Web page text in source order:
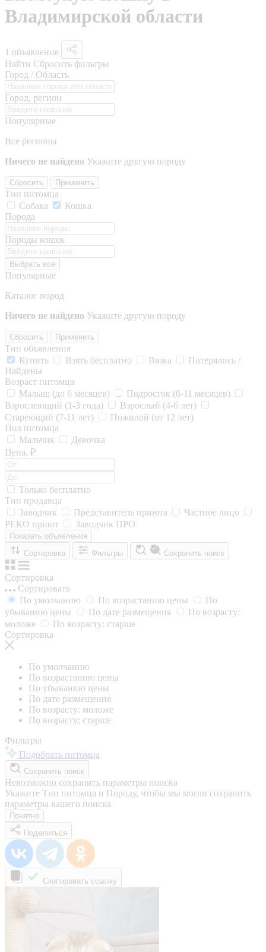
Владимирской области
1 объявление
Найти Сбросить фильтры
Город / Область
Город, регион
Популярные
Все регионы
Ничего не найдено Укажите другую породу
Сбросить Применить
Тип питомца
Собака
Кошка
Порода
Породы кошек
Выбрать все
Популярные
Каталог пород
Ничего не найдено Укажите другую породу
Сбросить Применить
Тип объявления
Купить
Взять бесплатно Вязка
Потерялись /
Найдены
Возраст питомца
Малыш (до 6 месяцев)
Подросток (6-11 месяцев)
Взрослеющий (1-3 года)
Взрослый (4-6 лет)
Стареющий (7-11 лет)
Пожилой (от 12 лет)
Пол питомца
Мальчик
Девочка
Цена, ₽
Только бесплатно
Тип продавца
Заводчик
Представитель приюта
Частное лицо
РЕКО приют
Заводчик ПРО
Показать объявления
Сортировка
Фильтры Сохранить поиск
Сортировка
Сортировать
По умолчанию
По возрастанию цены
По
убыванию цены
По дате размещения
По возрасту:
моложе
По возрасту: старше
Сортировка
По умолчанию
По возрастанию цены
По убыванию цены
По дате размещения
По возрасту: моложе
По возрасту: старше
Фильтры
Подобрать питомца
Сохранить поиск
Невозможно сохранить параметры поиска
Укажите Тип питомца и Породу, чтобы мы могли сохранить
параметры вашего поиска
Понятно
Поделиться
Скопировать ссылку